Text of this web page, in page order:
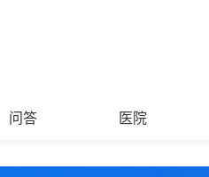
问答 医院